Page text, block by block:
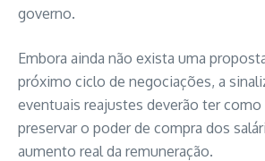
governo.
Embora ainda não exista uma
próximo ciclo de negociações, a
eventuais reajustes deverão ter
preservar o poder de compra dos
aumento real da remuneração.